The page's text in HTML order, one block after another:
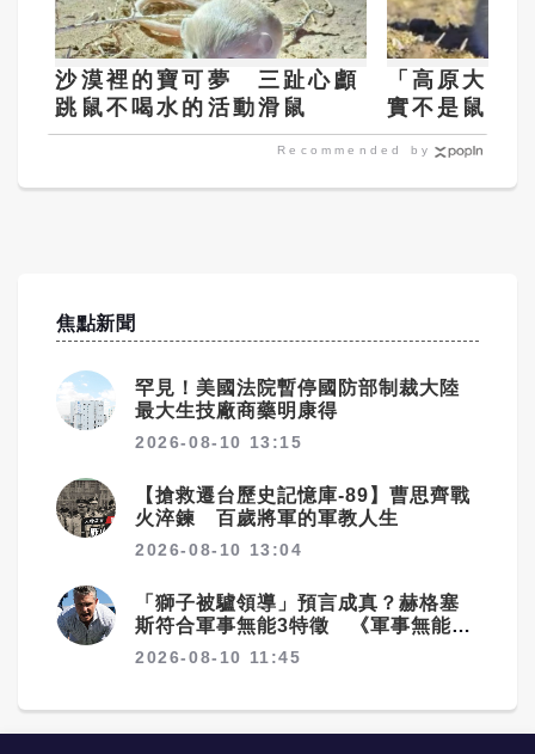
沙漠裡的寶可夢 三趾心顱
跳鼠不喝水的活動滑鼠
「高原大米
實不是鼠 不
Recommended by
焦點新聞
罕見！美國法院暫停國防部制裁大陸
最大生技廠商藥明康得
2026-08-10 13:15
【搶救遷台歷史記憶庫-89】曹思齊戰
火淬鍊 百歲將軍的軍教人生
2026-08-10 13:04
「獅子被驢領導」預言成真？赫格塞
斯符合軍事無能3特徵 《軍事無能心
理學》半世紀後受矚目
2026-08-10 11:45